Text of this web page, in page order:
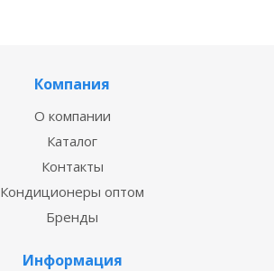
Компания
О компании
Каталог
Контакты
Кондиционеры оптом
Бренды
Информация